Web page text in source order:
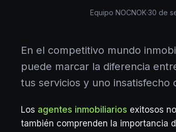
Equipo NOCNOK·30 de
En el competitivo mundo
puede marcar la diferencia
tus servicios y uno insatisfecho
Los agentes inmobiliarios exitosos
también comprenden la importancia